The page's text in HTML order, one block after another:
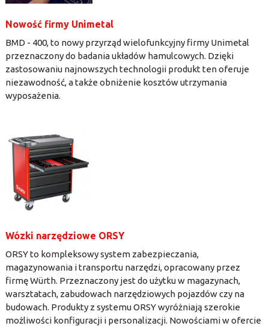
Nowość firmy Unimetal
BMD - 400, to nowy przyrząd wielofunkcyjny firmy Unimetal
przeznaczony do badania układów hamulcowych. Dzięki
zastosowaniu najnowszych technologii produkt ten oferuje
niezawodność, a także obniżenie kosztów utrzymania
wyposażenia.
Wózki narzędziowe ORSY
ORSY to kompleksowy system zabezpieczania,
magazynowania i transportu narzędzi, opracowany przez
firmę Würth. Przeznaczony jest do użytku w magazynach,
warsztatach, zabudowach narzędziowych pojazdów czy na
budowach. Produkty z systemu ORSY wyróżniają szerokie
możliwości konfiguracji i personalizacji. Nowościami w ofercie